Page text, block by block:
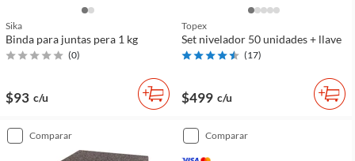
Sika
Binda para juntas pera 1 kg
(0)
$93 c/u
Topex
Set nivelador 50 unidades + llave
(17)
$499 c/u
comparar comparar